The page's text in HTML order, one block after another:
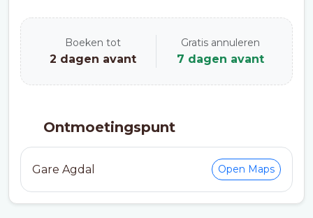
Boeken tot
2 dagen avant
Gratis annuleren
7 dagen avant
Ontmoetingspunt
Gare Agdal Open Maps